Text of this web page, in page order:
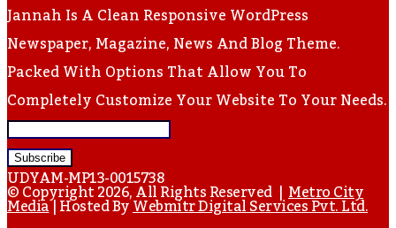
Jannah Is A Clean Responsive WordPress
Newspaper, Magazine, News And Blog Theme.
Packed With Options That Allow You To
Completely Customize Your Website To Your Needs.
Enter
Your
Email
Address
UDYAM-MP13-0015738
© Copyright 2026, All Rights Reserved |Metro City
Media| Hosted ByWebmitr Digital Services Pvt. Ltd.